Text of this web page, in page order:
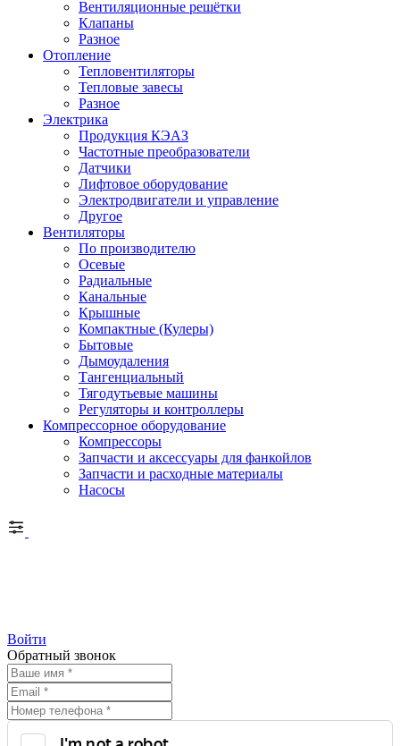
Вентиляционные решётки
Клапаны
Разное
Отопление
Тепловентиляторы
Тепловые завесы
Разное
Электрика
Продукция КЭАЗ
Частотные преобразователи
Датчики
Лифтовое оборудование
Электродвигатели и управление
Другое
Вентиляторы
По производителю
Осевые
Радиальные
Канальные
Крышные
Компактные (Кулеры)
Бытовые
Дымоудаления
Тангенциальный
Тягодутьевые машины
Регуляторы и контроллеры
Компрессорное оборудование
Компрессоры
Запчасти и аксессуары для фанкойлов
Запчасти и расходные материалы
Насосы
Войти
Обратный звонок